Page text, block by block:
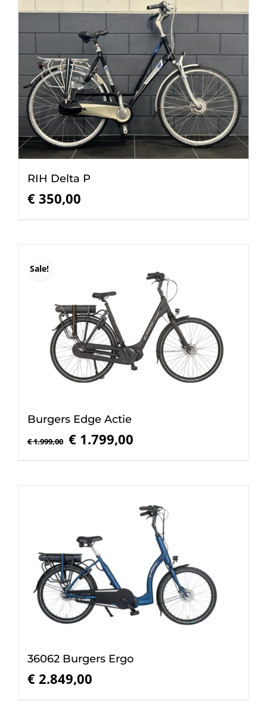
RIH Delta P
€ 350,00
Sale!
Burgers Edge Actie
€1.999,00
Oorspronkelijke
€ 1.799,00
36062 Burgers Ergo
€ 2.849,00